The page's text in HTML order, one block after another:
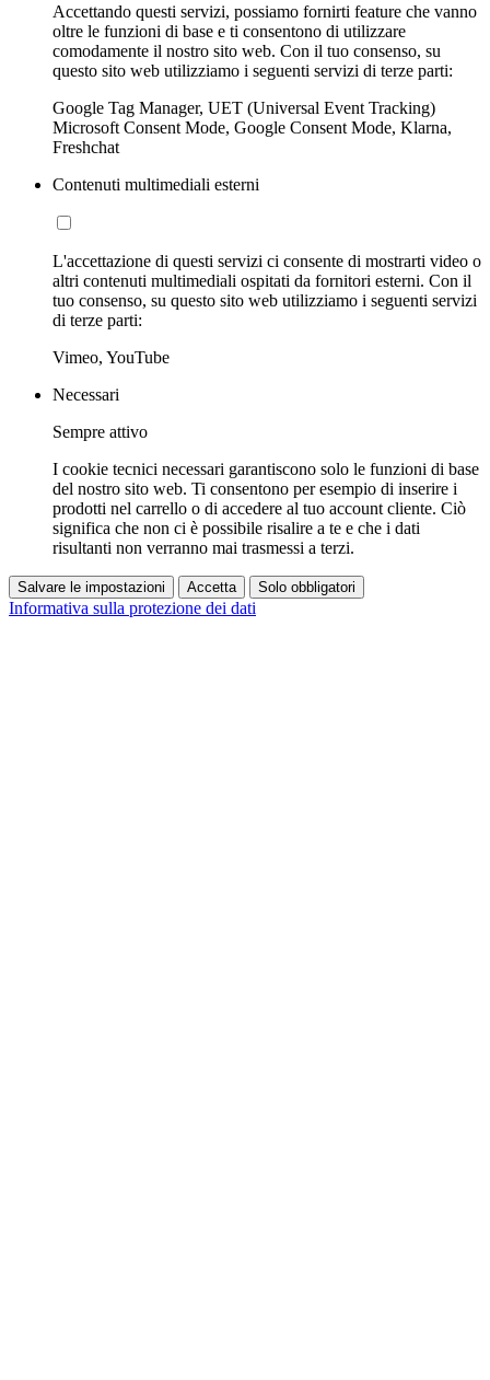
Accettando questi servizi, possiamo fornirti feature che vanno
oltre le funzioni di base e ti consentono di utilizzare
comodamente il nostro sito web. Con il tuo consenso, su
questo sito web utilizziamo i seguenti servizi di terze parti:
Google Tag Manager, UET (Universal Event Tracking)
Microsoft Consent Mode, Google Consent Mode, Klarna,
Freshchat
Contenuti multimediali esterni
L'accettazione di questi servizi ci consente di mostrarti video o
altri contenuti multimediali ospitati da fornitori esterni. Con il
tuo consenso, su questo sito web utilizziamo i seguenti servizi
di terze parti:
Vimeo, YouTube
Necessari
Sempre attivo
I cookie tecnici necessari garantiscono solo le funzioni di base
del nostro sito web. Ti consentono per esempio di inserire i
prodotti nel carrello o di accedere al tuo account cliente. Ciò
significa che non ci è possibile risalire a te e che i dati
risultanti non verranno mai trasmessi a terzi.
Salvare le impostazioni Accetta Solo obbligatori
Informativa sulla protezione dei dati